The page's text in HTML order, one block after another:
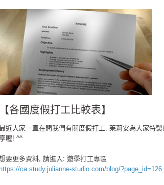
【各國度假打工比較表】
近大家一直在問我們有關度假打工, 茱莉安為大家特
喔! ^^
要更多資料, 請進入: 遊學打工專區
https://ca.study.julianne-studio.com/blog/?page_id=126